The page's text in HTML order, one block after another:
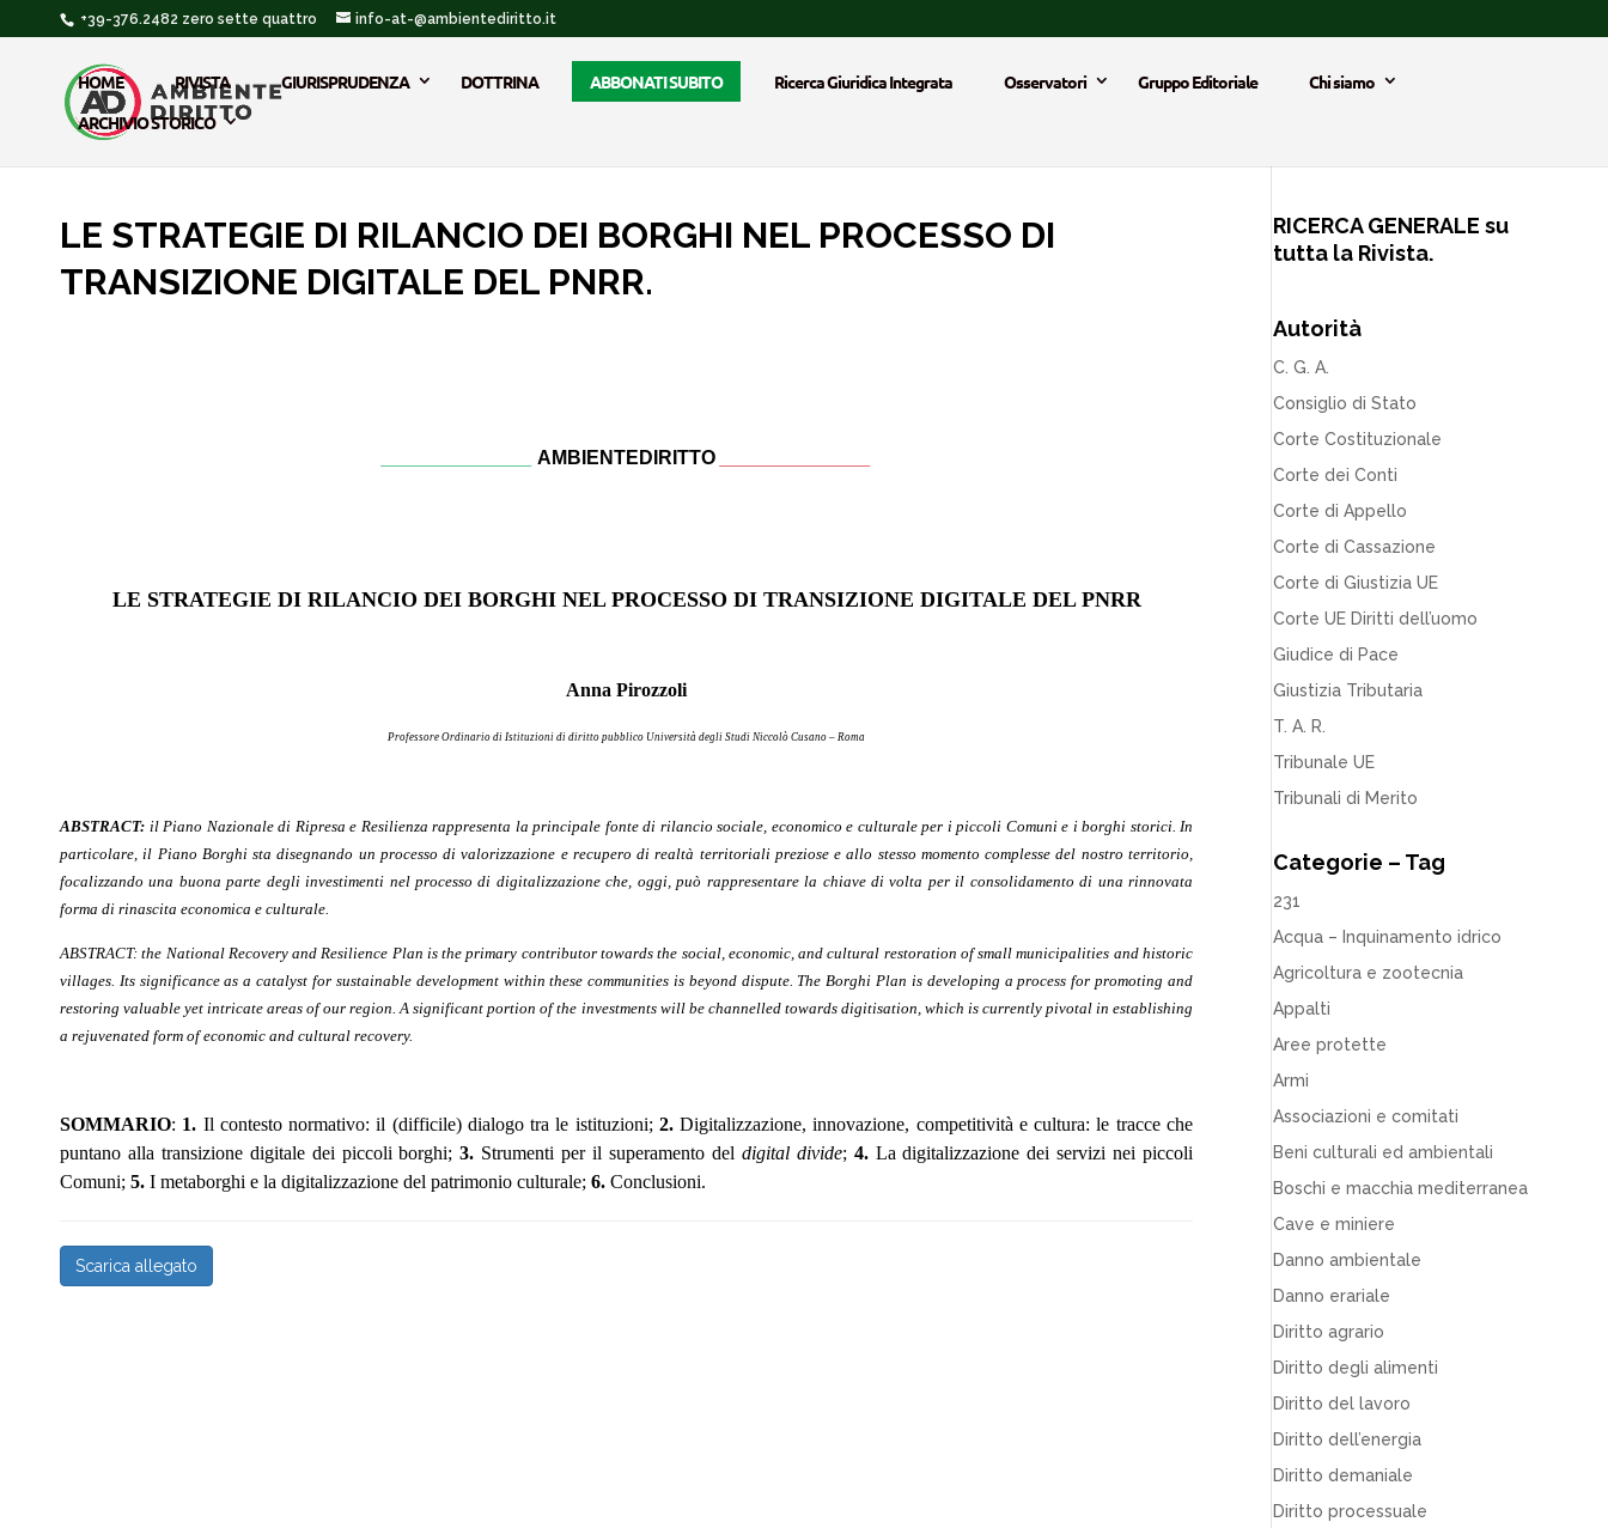
+39-376.2482 zero sette quattro info-at-@ambientediritto.it
HOME RIVISTA GIURISPRUDENZA DOTTRINA ABBONATI SUBITO Ricerca Giuridica Integrata Osservatori Gruppo Editoriale
Chi siamo
ARCHIVIO STORICO
LE STRATEGIE DI RILANCIO DEI BORGHI NEL PROCESSO DI
TRANSIZIONE DIGITALE DEL PNRR.
AMBIENTEDIRITTO
LE STRATEGIE DI RILANCIO DEI BORGHI NEL PROCESSO DI TRANSIZIONE DIGITALE DEL PNRR
Anna Pirozzoli
Professore Ordinario di Istituzioni di diritto pubblico Università degli Studi Niccolò Cusano – Roma
ABSTRACT: il Piano Nazionale di Ripresa e Resilienza rappresenta la principale fonte di rilancio sociale, economico e culturale per i piccoli Comuni e i borghi storici. In
particolare, il Piano Borghi sta disegnando un processo di valorizzazione e recupero di realtà territoriali preziose e allo stesso momento complesse del nostro territorio,
focalizzando una buona parte degli investimenti nel processo di digitalizzazione che, oggi, può rappresentare la chiave di volta per il consolidamento di una rinnovata
forma di rinascita economica e culturale.
ABSTRACT:the National Recovery and Resilience Plan is the primary contributor towards the social, economic, and cultural restoration of small municipalities and historic
villages. Its significance as a catalyst for sustainable development within these communities is beyond dispute. The Borghi Plan is developing a process for promoting and
restoring valuable yet intricate areas of our region. A significant portion of the investments will be channelled towards digitisation, which is currently pivotal in establishing
a rejuvenated form of economic and cultural recovery.
SOMMARIO: 1. Il contesto normativo: il (difficile) dialogo tra le istituzioni; 2.Digitalizzazione, innovazione, competitività e cultura: le tracce che
puntano alla transizione digitale dei piccoli borghi;3. Strumenti per il superamento del digital divide; 4. La digitalizzazione dei servizi nei piccoli
Comuni; 5. I metaborghi e la digitalizzazione del patrimonio culturale; 6. Conclusioni.
Scarica allegato
RICERCA GENERALE su
tutta la Rivista.
Autorità
C. G. A.
Consiglio di Stato
Corte Costituzionale
Corte dei Conti
Corte di Appello
Corte di Cassazione
Corte di Giustizia UE
Corte UE Diritti dell’uomo
Giudice di Pace
Giustizia Tributaria
T. A. R.
Tribunale UE
Tribunali di Merito
Categorie – Tag
231
Acqua – Inquinamento idrico
Agricoltura e zootecnia
Appalti
Aree protette
Armi
Associazioni e comitati
Beni culturali ed ambientali
Boschi e macchia mediterranea
Cave e miniere
Danno ambientale
Danno erariale
Diritto agrario
Diritto degli alimenti
Diritto del lavoro
Diritto dell’energia
Diritto demaniale
Diritto processuale